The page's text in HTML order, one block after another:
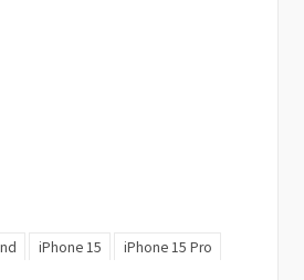
iPhone 15
iPhone 15 Pro